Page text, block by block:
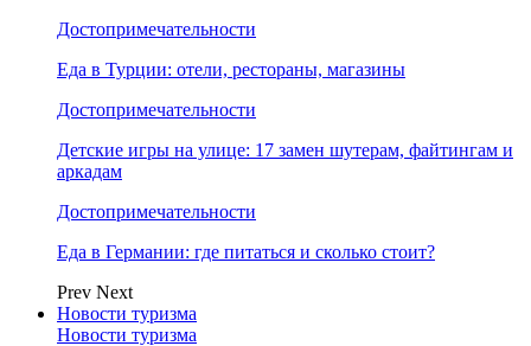
Достопримечательности
Еда в Турции: отели, рестораны, магазины
Достопримечательности
Детские игры на улице: 17 замен шутерам, файтингам и
аркадам
Достопримечательности
Еда в Германии: где питаться и сколько стоит?
Prev Next
Новости туризма
Новости туризма